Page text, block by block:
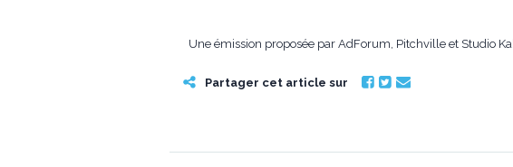
Une émission proposée par AdForum, Pitchville et Studio
Partager cet article sur